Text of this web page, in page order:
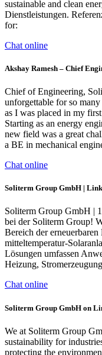
sustainable and clean
Dienstleistungen.
for:
Chat online
Akshay Ramesh – Chief
Chief of Engineering,
unforgettable for so
as I was placed in my
Starting as an energy
new field was a great
a BE in mechanical
Chat online
Soliterm Group GmbH |
Soliterm Group GmbH |
bei der Soliterm Group!
Bereich der
mitteltemperatur-
Lösungen umfassen
Heizung,
Chat online
Soliterm Group GmbH on
We at Soliterm Group
sustainability for
protecting the